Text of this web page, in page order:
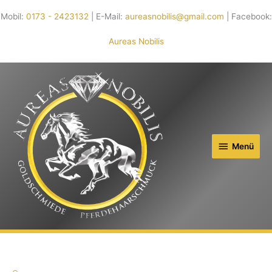
Mobil: 0173 - 2423132 | E-Mail: aureasnobilis@gmail.com | Facebook:
Aureas Nobilis
Menü